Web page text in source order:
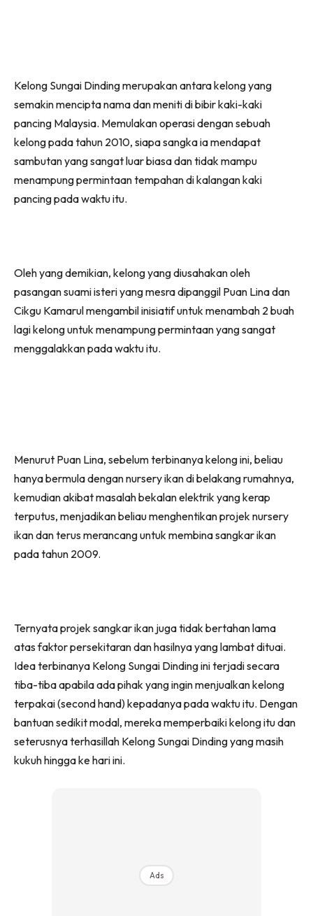
Kelong Sungai Dinding merupakan antara kelong yang
semakin mencipta nama dan meniti di bibir kaki-kaki
pancing Malaysia. Memulakan operasi dengan sebuah
kelong pada tahun 2010, siapa sangka ia mendapat
sambutan yang sangat luar biasa dan tidak mampu
menampung permintaan tempahan di kalangan kaki
pancing pada waktu itu.
Oleh yang demikian, kelong yang diusahakan oleh
pasangan suami isteri yang mesra dipanggil Puan Lina dan
Cikgu Kamarul mengambil inisiatif untuk menambah 2 buah
lagi kelong untuk menampung permintaan yang sangat
menggalakkan pada waktu itu.
Menurut Puan Lina, sebelum terbinanya kelong ini, beliau
hanya bermula dengan nursery ikan di belakang rumahnya,
kemudian akibat masalah bekalan elektrik yang kerap
terputus, menjadikan beliau menghentikan projek nursery
ikan dan terus merancang untuk membina sangkar ikan
pada tahun 2009.
Ternyata projek sangkar ikan juga tidak bertahan lama
atas faktor persekitaran dan hasilnya yang lambat dituai.
Idea terbinanya Kelong Sungai Dinding ini terjadi secara
tiba-tiba apabila ada pihak yang ingin menjualkan kelong
terpakai (second hand) kepadanya pada waktu itu. Dengan
bantuan sedikit modal, mereka memperbaiki kelong itu dan
seterusnya terhasillah Kelong Sungai Dinding yang masih
kukuh hingga ke hari ini.
Ads